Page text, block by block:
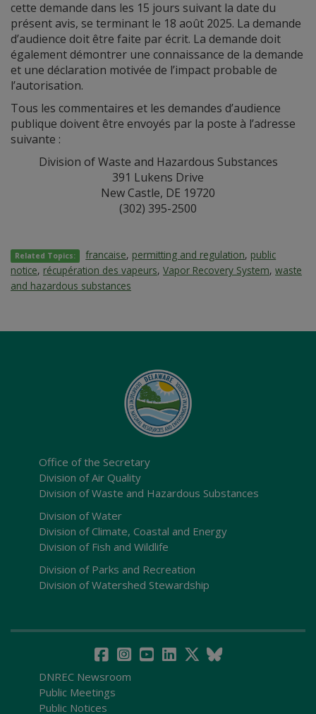
cette demande dans les 15 jours suivant la date du
présent avis, se terminant le 18 août 2025. La demande
d’audience doit être faite par écrit. La demande doit
également démontrer une connaissance de la demande
et une déclaration motivée de l’impact probable de
l’autorisation.
Tous les commentaires et les demandes d’audience
publique doivent être envoyés par la poste à l’adresse
suivante :
Division of Waste and Hazardous Substances
391 Lukens Drive
New Castle, DE 19720
(302) 395-2500
Related Topics: francaise, permitting and regulation, public
notice, récupération des vapeurs, Vapor Recovery System, waste
and hazardous substances
Office of the Secretary
Division of Air Quality
Division of Waste and Hazardous Substances
Division of Water
Division of Climate, Coastal and Energy
Division of Fish and Wildlife
Division of Parks and Recreation
Division of Watershed Stewardship
DNREC Newsroom
Public Meetings
Public Notices